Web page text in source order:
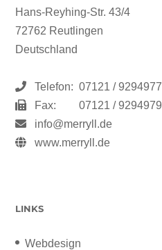
Hans-Reyhing-Str. 43/4
72762 Reutlingen
Deutschland
Telefon: 07121 / 9294977
Fax:
07121 / 9294979
info@merryll.de
www.merryll.de
LINKS
Webdesign